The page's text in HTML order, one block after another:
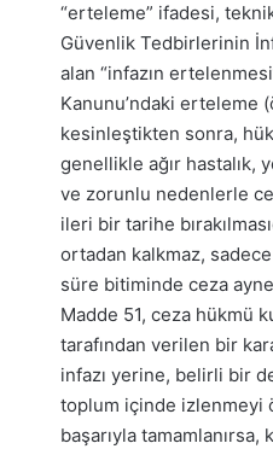
“erteleme” ifadesi,
Güvenlik Tedbirlerinin
alan “infazın
Kanunu’ndaki erteleme
kesinleştikten sonra,
genellikle ağır hastalık,
ve zorunlu nedenlerle
ileri bir tarihe
ortadan kalkmaz,
süre bitiminde ceza
Madde 51, ceza hükmü
tarafından verilen bir
infazı yerine, belirli bir
toplum içinde izlenmeyi
başarıyla